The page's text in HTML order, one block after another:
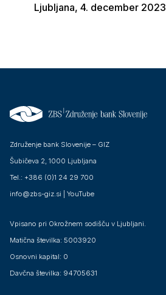
Ljubljana, 4. december 2023
Združenje bank Slovenije – GIZ
Šubičeva 2, 1000 Ljubljana
Tel.: +386 (0)1 24 29 700
info@zbs-giz.si
YouTube
Vpisano pri Okrožnem sodišču v Ljubljani.
Matična številka: 5003920
Osnovni kapital: 0
Davčna številka: 94705631